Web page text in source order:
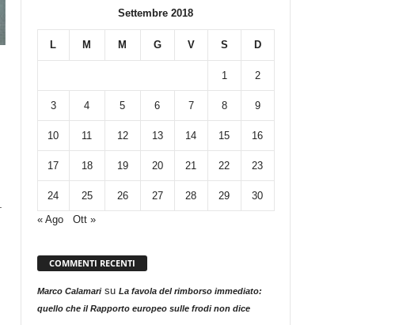
Settembre 2018
L M M G V S D
1 2
3 4 5 6 7 8 9
10 11 12 13 14 15 16
17 18 19 20 21 22 23
24 25 26 27 28 29
30
« Ago
Ott »
COMMENTI RECENTI
Marco Calamarisu La favola del rimborso immediato:
quello che il Rapporto europeo sulle frodi non dice